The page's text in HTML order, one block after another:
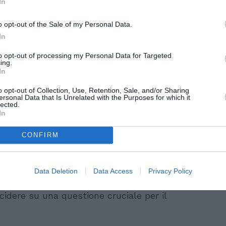
opt-out of the Sale of my Personal Data.
opt-out of processing my Personal Data for Targeted
opt-out of Collection, Use, Retention, Sale, and/or Sharing
Data that Is Unrelated with the Purposes for which it
CONFIRM
Data Deletion Data Access Privacy Policy
futuro
dalla Corte Costituzionale,
più significative nel panorama politico e
non è solo uno status giuridico, ma
e inclusione. Ridurre il requisito di
incentivare l’integrazione degli stranieri,
società sempre più multiculturale.
alle urne tra aprile e giugno 2025 per
del referendum sarà annunciata
appuntamento elettorale offrirà
su una questione cruciale per il